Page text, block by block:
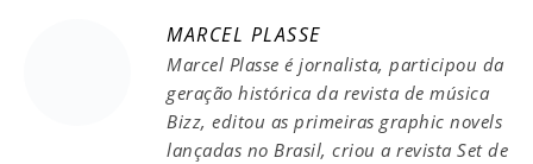
MARCEL PLASSE
Marcel Plasse é jornalista, participou da
geração histórica da revista de música
Bizz, editou as primeiras graphic novels
lançadas no Brasil, criou a revista Set de